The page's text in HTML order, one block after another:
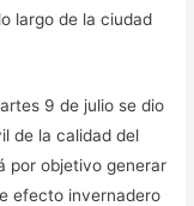
largo de la ciudad
9 de julio se dio
de la calidad del
por objetivo generar
efecto invernadero